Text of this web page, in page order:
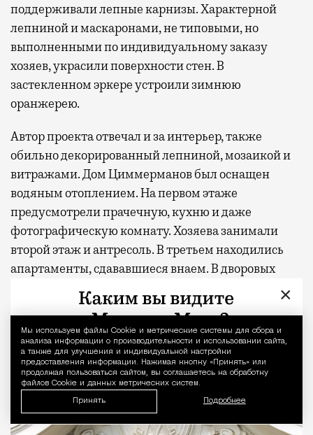
Уведомление
Мы используем файлы Сookie и метрические системы для сбора и
анализа информации о производительности и использовании сайта,
а также для улучшения и индивидуальной настройки
предоставления информации. Нажимая кнопку «Принять» или
продолжая пользоваться сайтом, вы соглашаетесь на обработку
файлов Cookie и данных метрических систем.
Принять Подробнее
поддерживали лепные карнизы. Характерной
лепниной и маскаронами, не типовыми, но
выполненными по индивидуальному заказу
хозяев, украсили поверхности стен. В
застекленном эркере устроили зимнюю
оранжерею.
Автор проекта отвечал и за интерьер, также
обильно декорированный лепниной, мозаикой и
витражами. Дом Циммерманов был оснащен
водяным отоплением. На первом этаже
предусмотрели прачечную, кухню и даже
фотографическую комнату. Хозяева занимали
второй этаж и антресоль. В третьем находились
апартаменты, сдававшиеся внаем. В дворовых
строениях — склад мануфактуры, конюшня,
гараж и погреба.
×